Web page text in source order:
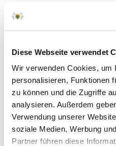
Diese Webseite verwendet
Wir verwenden Cookies, um
personalisieren, Funktionen
zu können und die Zugriffe
analysieren. Außerdem
Verwendung unserer
soziale Medien, Werbung
Partner führen diese
Mai 2026
März 2026
Februar 2026
Januar 2026
Dezember 2025